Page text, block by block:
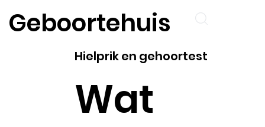
Geboortehuis
Hielprik en gehoortest
Wat